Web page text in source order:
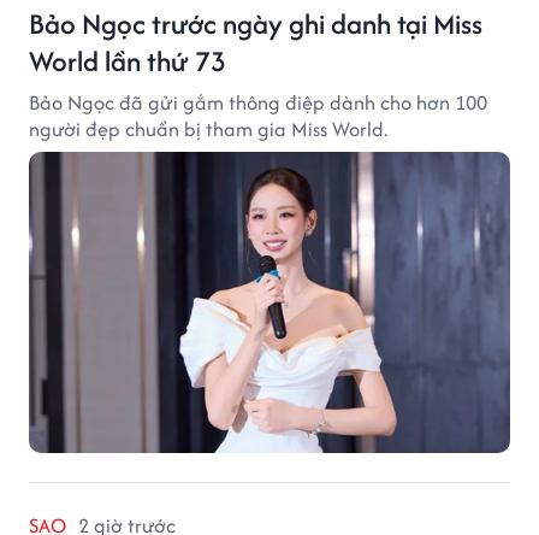
Bảo Ngọc trước ngày ghi danh tại Miss
World lần thứ 73
Bảo Ngọc đã gửi gắm thông điệp dành cho hơn 100
người đẹp chuẩn bị tham gia Miss World.
SAO 2 giờ trước